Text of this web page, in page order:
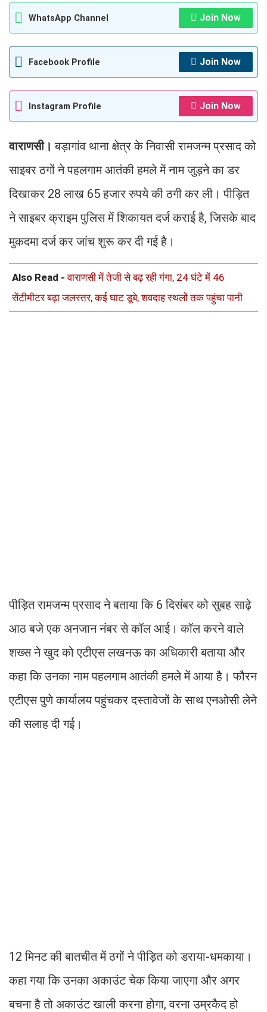
WhatsApp Channel Join Now
Facebook Profile Join Now
Instagram Profile Join Now
वाराणसी। बड़ागांव थाना क्षेत्र के निवासी रामजन्म प्रसाद को
साइबर ठगों ने पहलगाम आतंकी हमले में नाम जुड़ने का डर
दिखाकर 28 लाख 65 हजार रुपये की ठगी कर ली। पीड़ित
ने साइबर क्राइम पुलिस में शिकायत दर्ज कराई है, जिसके बाद
मुकदमा दर्ज कर जांच शुरू कर दी गई है।
Also Read -वाराणसी में तेजी से बढ़ रही गंगा, 24 घंटे में 46
सेंटीमीटर बढ़ा जलस्तर, कई घाट डूबे, शवदाह स्थलों तक पहुंचा पानी
पीड़ित रामजन्म प्रसाद ने बताया कि 6 दिसंबर को सुबह साढ़े
आठ बजे एक अनजान नंबर से कॉल आई। कॉल करने वाले
शख्स ने खुद को एटीएस लखनऊ का अधिकारी बताया और
कहा कि उनका नाम पहलगाम आतंकी हमले में आया है। फौरन
एटीएस पुणे कार्यालय पहुंचकर दस्तावेजों के साथ एनओसी लेने
की सलाह दी गई।
12 मिनट की बातचीत में ठगों ने पीड़ित को डराया-धमकाया।
कहा गया कि उनका अकाउंट चेक किया जाएगा और अगर
बचना है तो अकाउंट खाली करना होगा, वरना उम्रकैद हो